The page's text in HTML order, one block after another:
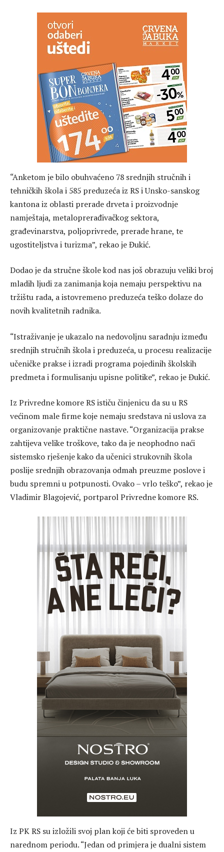
“Anketom je bilo obuhvaćeno 78 srednjih stručnih i
tehničkih škola i 585 preduzeća iz RS i Unsko-sanskog
kantona iz oblasti prerade drveta i proizvodnje
namještaja, metaloprerađivačkog sektora,
građevinarstva, poljoprivrede, prerade hrane, te
ugostiteljstva i turizma”, rekao je Đukić.
Dodao je da stručne škole kod nas još obrazuju veliki broj
mladih ljudi za zanimanja koja nemaju perspektivu na
tržištu rada, a istovremeno preduzeća teško dolaze do
novih kvalitetnih radnika.
“Istraživanje je ukazalo na nedovoljnu saradnju između
srednjih stručnih škola i preduzeća, u procesu realizacije
učeničke prakse i izradi programa pojedinih školskih
predmeta i formulisanju upisne politike”, rekao je Đukić.
Iz Privredne komore RS ističu činjenicu da su u RS
većinom male firme koje nemaju sredstava ni uslova za
organizovanje praktične nastave. “Organizacija prakse
zahtijeva velike troškove, tako da je neophodno naći
sistemsko rješenje kako da učenici strukovnih škola
poslije srednjih obrazovanja odmah preuzme poslove i
budu spremni u potpunosti. Ovako – vrlo teško”, rekao je
Vladimir Blagojević, portparol Privredne komore RS.
Iz PK RS su izložili svoj plan koji će biti sproveden u
narednom periodu. “Jedan od primjera je dualni sistem